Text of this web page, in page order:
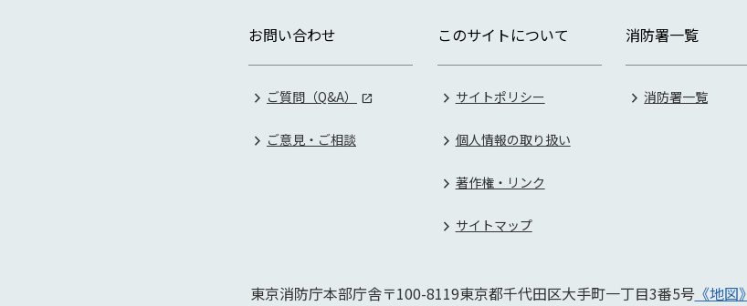
お問い合わせ
ご質問（Q&A）
ご意見・ご相談
このサイトについて
サイトポリシー
個人情報の取り扱い
著作権・リンク
サイトマップ
消防署一覧
消防署一覧
東京消防庁本部庁舎〒100-8119東京都千代田区大手町一丁目3番5号《地図》